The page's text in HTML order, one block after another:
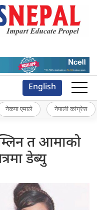
English
नेकपा एमाले नेपाली कांग्रेस
त आमाको
डेब्यु